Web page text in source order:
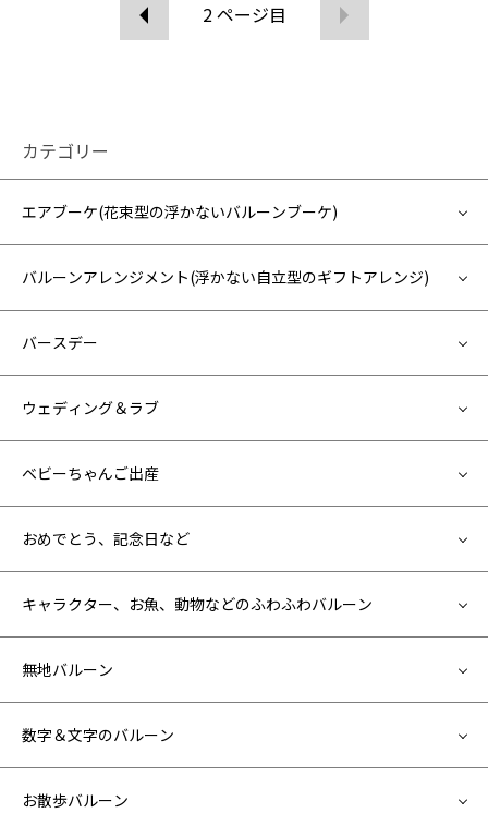
2ページ目
カテゴリー
エアブーケ(花束型の浮かないバルーンブーケ)
バルーンアレンジメント(浮かない自立型のギフトアレンジ)
バースデー
ウェディング＆ラブ
ベビーちゃんご出産
おめでとう、記念日など
キャラクター、お魚、動物などのふわふわバルーン
無地バルーン
数字＆文字のバルーン
お散歩バルーン